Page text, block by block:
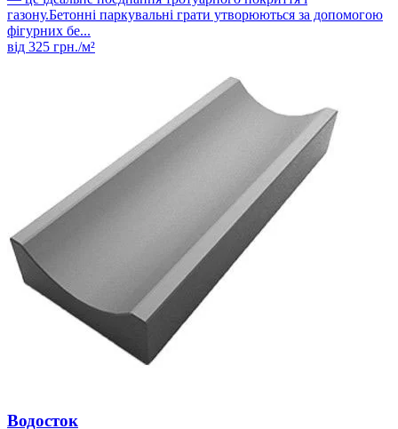
газону.Бетонні паркувальні грати утворюються за допомогою
фігурних бе...
від 325 грн./м²
Водосток